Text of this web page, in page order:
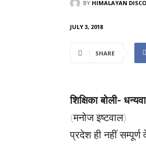
BY HIMALAYAN
JULY 3, 2018
SHARE
शिक्षिका बोली-
(मनोज इष्टवाल)
प्रदेश ही नहीं